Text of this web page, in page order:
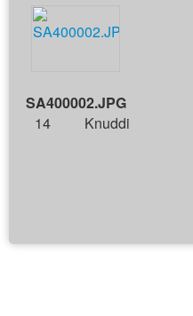
SA400002.JPG
14
Knuddi